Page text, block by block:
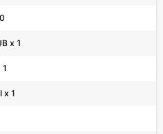
x 1
1
x 1